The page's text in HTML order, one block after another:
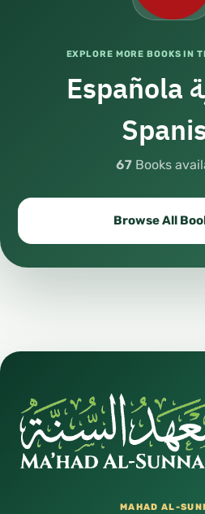
EXPLORE MORE BOOKS IN
Española الإسبانية
67 Books
Browse All
MAHAD AL-